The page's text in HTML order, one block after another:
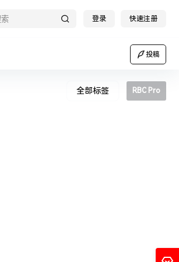
登录 快速注册
投稿
全部标签 RBC Pro